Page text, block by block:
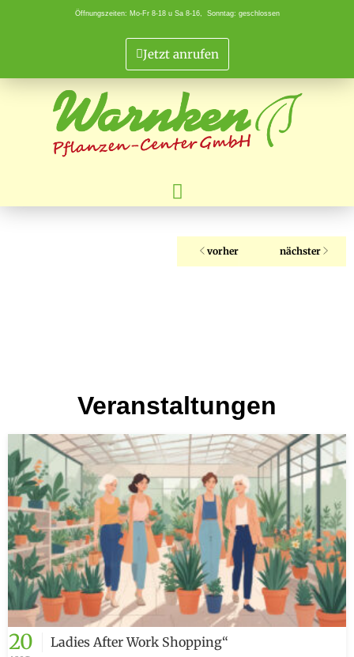
Öffnungszeiten: Mo-Fr 8-18 u Sa 8-16, Sonntag: geschlossen
Jetzt anrufen
vorher nächster
Veranstaltungen
20 Ladies After Work Shopping“